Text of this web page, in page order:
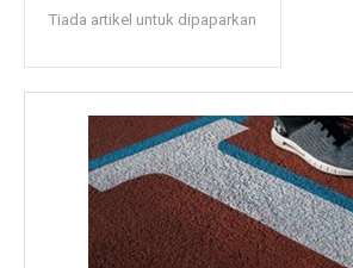
Tiada artikel untuk dipaparkan